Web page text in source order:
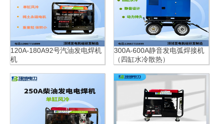
120A-180A92号汽油发电焊机
机
300A-600A静音发电弧焊接机
（四缸水冷散热）